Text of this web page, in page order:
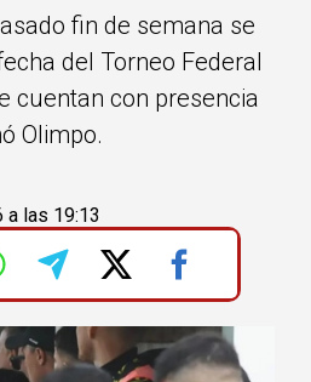
fin de semana se
del Torneo Federal
cuentan con presencia
Olimpo.
a las 19:13